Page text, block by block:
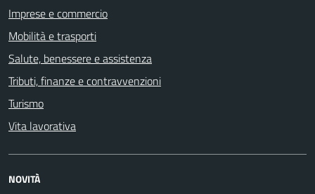
Imprese e commercio
Mobilità e trasporti
Salute, benessere e assistenza
Tributi, finanze e contravvenzioni
Turismo
Vita lavorativa
NOVITÀ